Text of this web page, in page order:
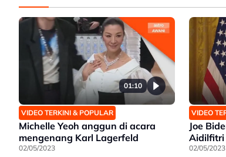
01:10
VIDEO TERKINI & POPULAR
Michelle Yeoh anggun di acara
mengenang Karl Lagerfeld
02/05/2023
VIDEO
Joe
Aidilfitri
02/05/2023